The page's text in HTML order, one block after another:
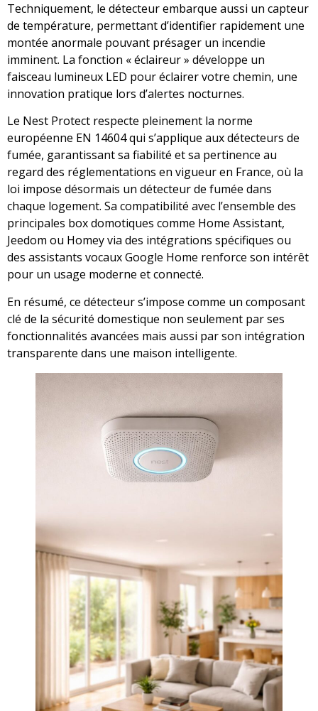
Techniquement, le détecteur embarque aussi un capteur
de température, permettant d’identifier rapidement une
montée anormale pouvant présager un incendie
imminent. La fonction « éclaireur » développe un
faisceau lumineux LED pour éclairer votre chemin, une
innovation pratique lors d’alertes nocturnes.
Le Nest Protect respecte pleinement la norme
européenne EN 14604 qui s’applique aux détecteurs de
fumée, garantissant sa fiabilité et sa pertinence au
regard des réglementations en vigueur en France, où la
loi impose désormais un détecteur de fumée dans
chaque logement. Sa compatibilité avec l’ensemble des
principales box domotiques comme Home Assistant,
Jeedom ou Homey via des intégrations spécifiques ou
des assistants vocaux Google Home renforce son intérêt
pour un usage moderne et connecté.
En résumé, ce détecteur s’impose comme un composant
clé de la sécurité domestique non seulement par ses
fonctionnalités avancées mais aussi par son intégration
transparente dans une maison intelligente.